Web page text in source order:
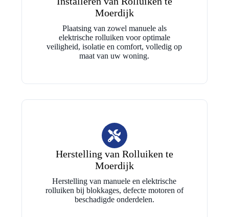
Moerdijk
Plaatsing van zowel manuele als
elektrische rolluiken voor optimale
veiligheid, isolatie en comfort, volledig op
maat van uw woning.
Herstelling van Rolluiken te
Moerdijk
Herstelling van manuele en elektrische
rolluiken bij blokkages, defecte motoren of
beschadigde onderdelen.